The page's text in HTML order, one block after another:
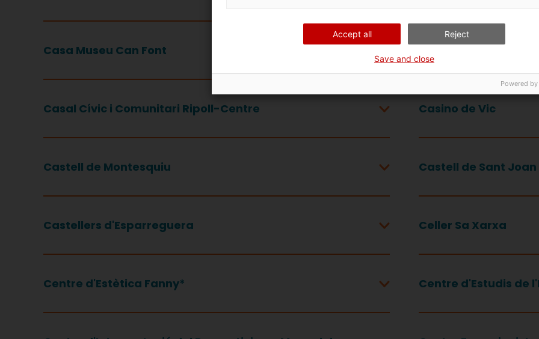
Casa Museu Can Font Casal Cívic i
Casal Cívic i Comunitari Ripoll-Centre Casino de Vic
Castell de Montesquiu Castell de Sant Joan
Castellers d'Esparreguera Celler Sa Xarxa
Centre d'Estètica Fanny* Centre d'Estudis de
Accept all Reject
Save and close
Powered by